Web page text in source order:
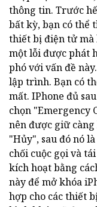
thông tin. Trước
bất kỳ, bạn có thể
thiết bị điện tử mà
một lỗi được phát
phó với vấn đề
lập trình. Bạn có
mất. IPhone đủ
chọn "Emergency
nên được giữ
"Hủy", sau đó nó
chối cuộc gọi và
kích hoạt bằng
này để mở khóa
hợp cho các thiết